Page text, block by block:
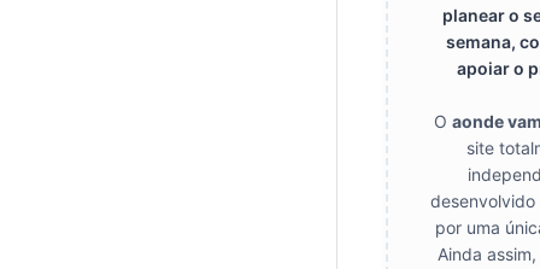
planear o
semana,
apoiar o
O aonde
site
desenvolvido
por uma
Ainda